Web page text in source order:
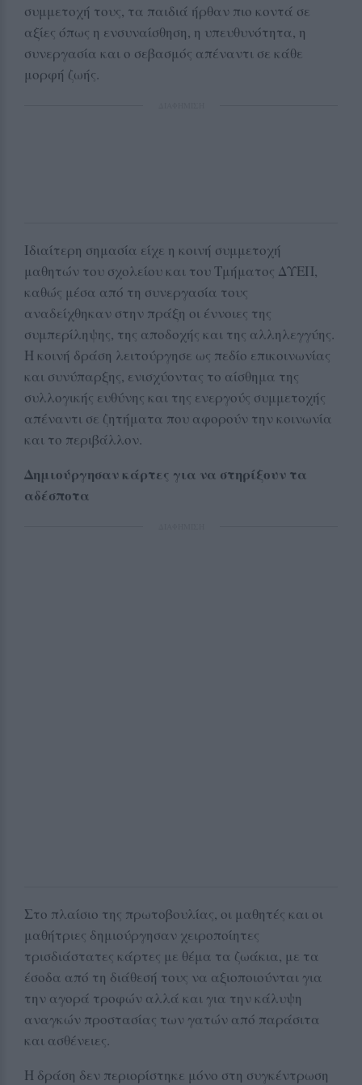
συμμετοχή τους, τα παιδιά ήρθαν πιο κοντά σε
αξίες όπως η ενσυναίσθηση, η υπευθυνότητα, η
συνεργασία και ο σεβασμός απέναντι σε κάθε
μορφή ζωής.
Ιδιαίτερη σημασία είχε η κοινή συμμετοχή
μαθητών του σχολείου και του Τμήματος ΔΥΕΠ,
καθώς μέσα από τη συνεργασία τους
αναδείχθηκαν στην πράξη οι έννοιες της
συμπερίληψης, της αποδοχής και της αλληλεγγύης.
Η κοινή δράση λειτούργησε ως πεδίο επικοινωνίας
και συνύπαρξης, ενισχύοντας το αίσθημα της
συλλογικής ευθύνης και της ενεργούς συμμετοχής
απέναντι σε ζητήματα που αφορούν την κοινωνία
και το περιβάλλον.
Δημιούργησαν κάρτες για να στηρίξουν τα
αδέσποτα
Στο πλαίσιο της πρωτοβουλίας, οι μαθητές και οι
μαθήτριες δημιούργησαν χειροποίητες
τρισδιάστατες κάρτες με θέμα τα ζωάκια, με τα
έσοδα από τη διάθεσή τους να αξιοποιούνται για
την αγορά τροφών αλλά και για την κάλυψη
αναγκών προστασίας των γατών από παράσιτα
και ασθένειες.
Η δράση δεν περιορίστηκε μόνο στη συγκέντρωση